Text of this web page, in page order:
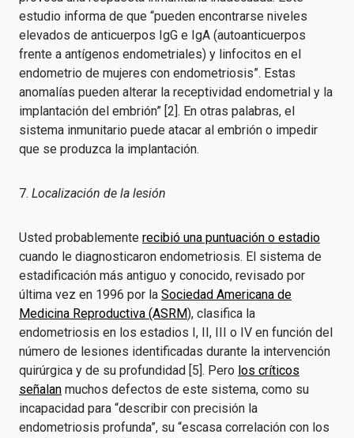
estudio informa de que “pueden encontrarse niveles
elevados de anticuerpos IgG e IgA (autoanticuerpos
frente a antígenos endometriales) y linfocitos en el
endometrio de mujeres con endometriosis”. Estas
anomalías pueden alterar la receptividad endometrial y la
implantación del embrión” [2]. En otras palabras, el
sistema inmunitario puede atacar al embrión o impedir
que se produzca la implantación.
7. Localización de la lesión
Usted probablemente recibió una puntuación o estadio
cuando le diagnosticaron endometriosis. El sistema de
estadificación más antiguo y conocido, revisado por
última vez en 1996 por la Sociedad Americana de
Medicina Reproductiva (ASRM), clasifica la
endometriosis en los estadios I, II, III o IV en función del
número de lesiones identificadas durante la intervención
quirúrgica y de su profundidad [5]. Pero los críticos
señalan muchos defectos de este sistema, como su
incapacidad para “describir con precisión la
endometriosis profunda”, su “escasa correlación con los